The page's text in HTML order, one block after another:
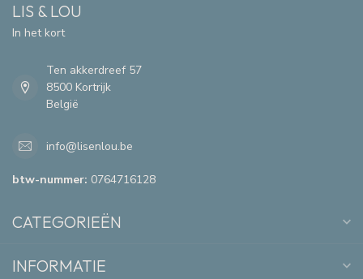
LIS & LOU
In het kort
Ten akkerdreef 57
8500 Kortrijk
België
info@lisenlou.be
btw-nummer: 0764716128
CATEGORIEËN
INFORMATIE